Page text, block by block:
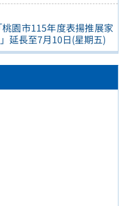
園市115年度表揚推展家
延長至7月10日(星期五)